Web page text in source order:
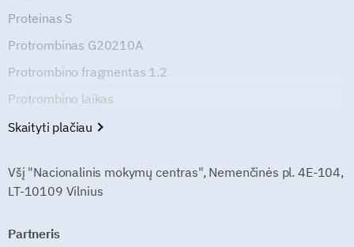
Proteinas S
Protrombinas G20210A
Protrombino fragmentas 1.2
Protrombino laikas
Skaityti plačiau
Všį "Nacionalinis mokymų centras", Nemenčinės pl. 4E-104,
LT-10109 Vilnius
Partneris